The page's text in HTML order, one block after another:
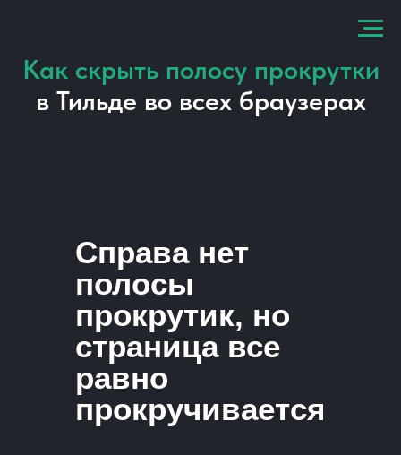
Как скрыть полосу прокрутки
в Тильде во всех браузерах
Справа нет
полосы
прокрутик, но
страница все
равно
прокручивается